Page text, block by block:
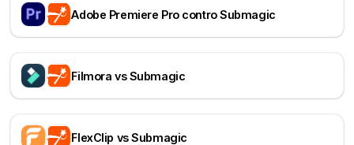
Adobe Premiere Pro contro Submagic
Filmora vs Submagic
FlexClip vs Submagic